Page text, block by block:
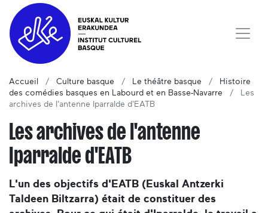
Accueil Culture basque Le théâtre basque
Histoire
des comédies basques en Labourd et en Basse-Navarre
Les
archives de l'antenne Iparralde d'EATB
Les archives de l'antenne
Iparralde d'EATB
L'un des objectifs d'EATB (Euskal Antzerki
Taldeen Biltzarra) était de constituer des